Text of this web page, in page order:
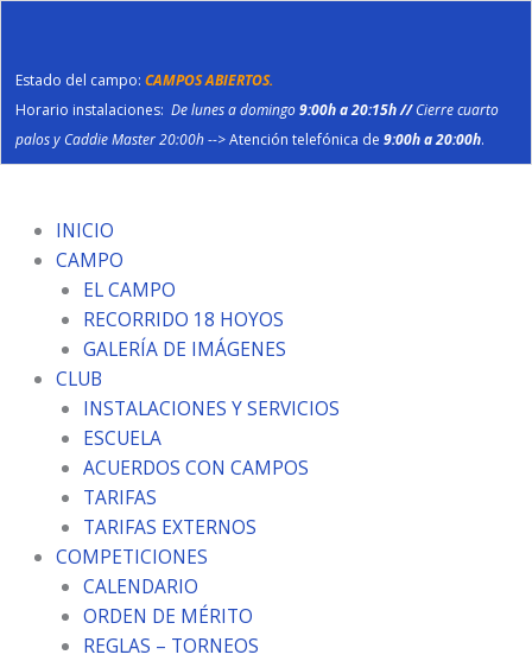
Estado del campo: CAMPOS ABIERTOS.
Horario instalaciones: De lunes a domingo9:00h a 20:15h //Cierre cuarto
palos y Caddie Master 20:00h--> Atención telefónica de 9:00h a 20:00h.
contenido
INICIO
CAMPO
EL CAMPO
RECORRIDO 18 HOYOS
GALERÍA DE IMÁGENES
CLUB
INSTALACIONES Y SERVICIOS
ESCUELA
ACUERDOS CON CAMPOS
TARIFAS
TARIFAS EXTERNOS
COMPETICIONES
CALENDARIO
ORDEN DE MÉRITO
REGLAS – TORNEOS